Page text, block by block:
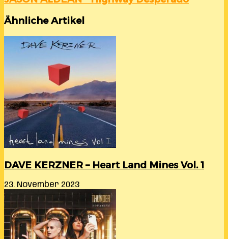
Ähnliche Artikel
DAVE KERZNER – Heart Land Mines Vol. 1
23. November 2023